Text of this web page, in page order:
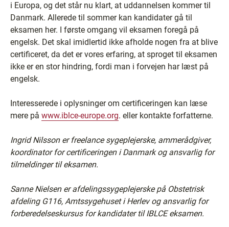
i Europa, og det står nu klart, at uddannelsen kommer til
Danmark. Allerede til sommer kan kandidater gå til
eksamen her. I første omgang vil eksamen foregå på
engelsk. Det skal imidlertid ikke afholde nogen fra at blive
certificeret, da det er vores erfaring, at sproget til eksamen
ikke er en stor hindring, fordi man i forvejen har læst på
engelsk.
Interesserede i oplysninger om certificeringen kan læse
mere på www.iblce-europe.org. eller kontakte forfatterne.
Ingrid Nilsson er freelance sygeplejerske, ammerådgiver,
koordinator for certificeringen i Danmark og ansvarlig for
tilmeldinger til eksamen.
Sanne Nielsen er afdelingssygeplejerske på Obstetrisk
afdeling G116, Amtssygehuset i Herlev og ansvarlig for
forberedelseskursus for kandidater til IBLCE eksamen.